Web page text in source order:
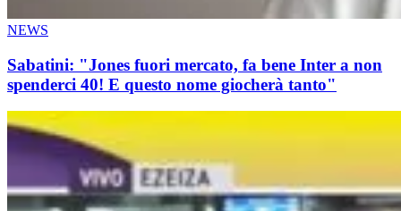
NEWS
Sabatini: "Jones fuori mercato, fa bene Inter a non
spenderci 40! E questo nome giocherà tanto"